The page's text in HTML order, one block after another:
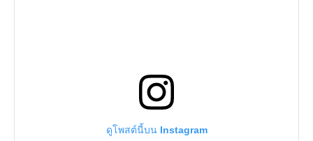
ดูโพสต์นี้บน Instagram